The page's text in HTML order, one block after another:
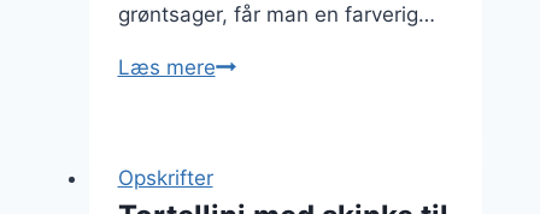
grøntsager, får man en farverig…
Læs mereTortellini
Opskrifter